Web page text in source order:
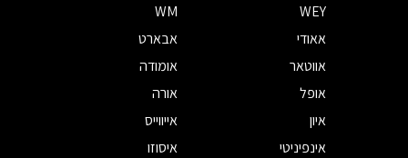
WEY
WM
אאודי
אבארט
אווטאר
אומודה
אופל
אורה
איון
אייווייס
אינפיניטי
איסוזו